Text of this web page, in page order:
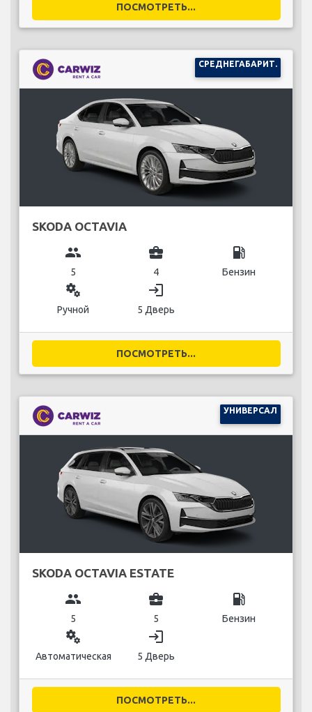
ПОСМОТРЕТЬ...
СРЕДНЕГАБАРИТ.
SKODA OCTAVIA
group
5
business_center
4
local_gas_station
Бензин
miscellaneous_services
Ручной
login
5 Дверь
ПОСМОТРЕТЬ...
УНИВЕРСАЛ
SKODA OCTAVIA ESTATE
group
5
business_center
5
local_gas_station
Бензин
miscellaneous_services
Автоматическая
login
5 Дверь
ПОСМОТРЕТЬ...